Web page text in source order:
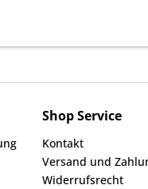
Shop Service
Kontakt
Versand und
Widerrufsrecht